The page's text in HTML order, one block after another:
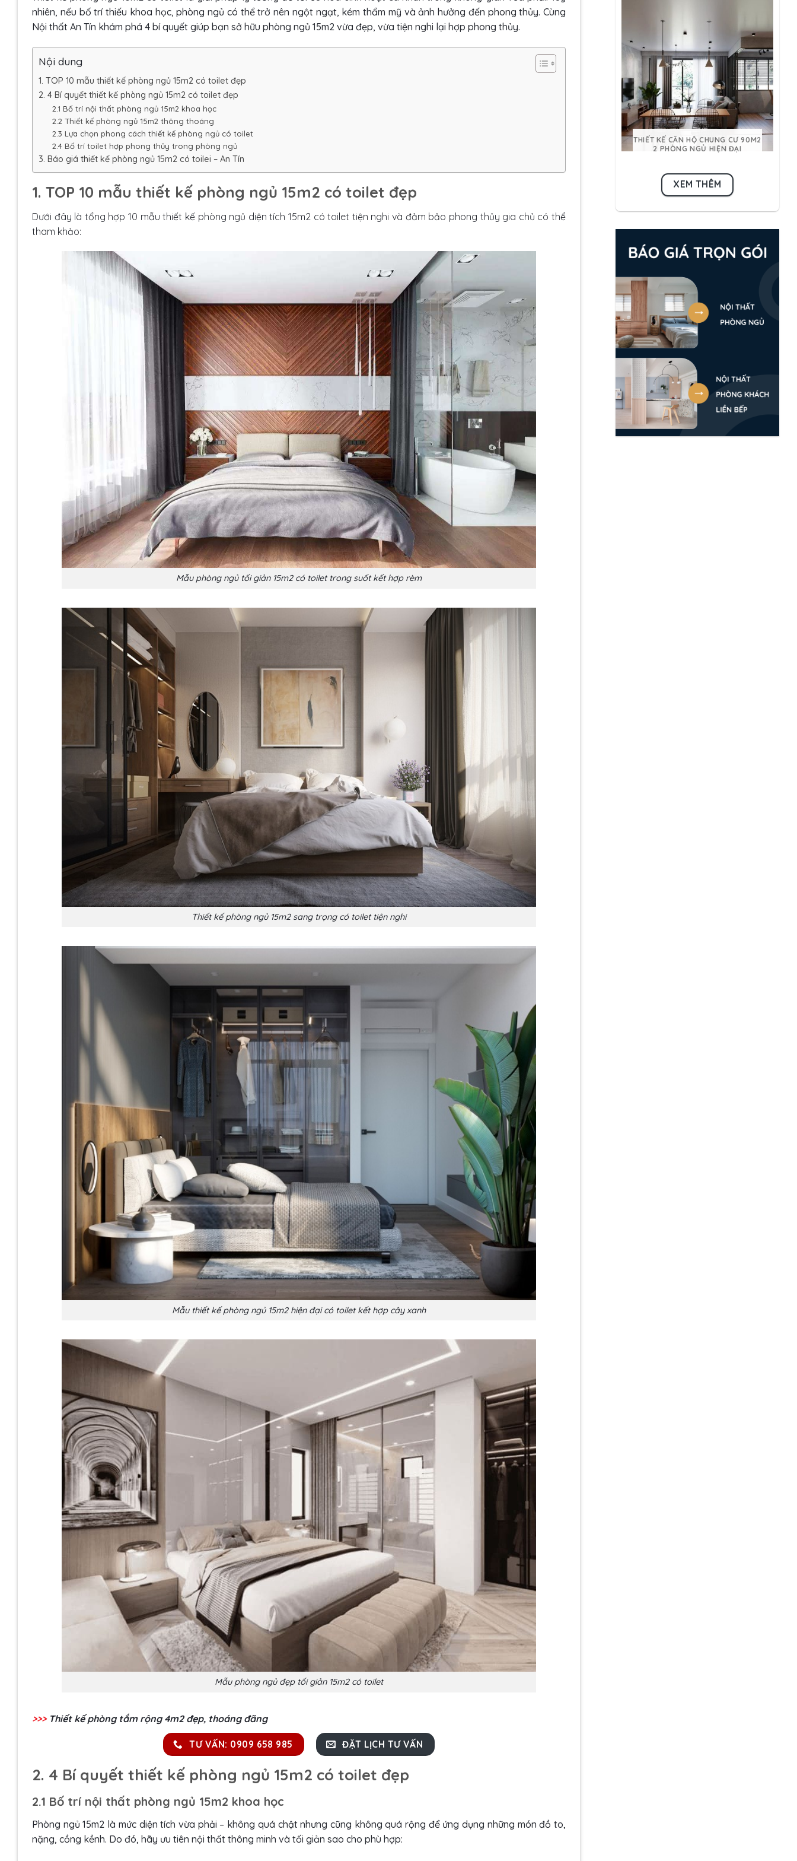
nhiên, nếu bố trí thiếu khoa học, phòng ngủ có thể trở nên ngột ngạt, kém thẩm mỹ và ảnh hưởng đến phong thủy. Cùng
Nội thất An Tín khám phá 4 bí quyết giúp bạn sở hữu phòng ngủ 15m2 vừa đẹp, vừa tiện nghi lại hợp phong thủy.
Nội dung
1. TOP 10 mẫu thiết kế phòng ngủ 15m2 có toilet đẹp
2. 4 Bí quyết thiết kế phòng ngủ 15m2 có toilet đẹp
2.1 Bố trí nội thất phòng ngủ 15m2 khoa học
2.2 Thiết kế phòng ngủ 15m2 thông thoáng
2.3 Lựa chọn phong cách thiết kế phòng ngủ có toilet
2.4 Bố trí toilet hợp phong thủy trong phòng ngủ
3. Báo giá thiết kế phòng ngủ 15m2 có toilei – An Tín
1. TOP 10 mẫu thiết kế phòng ngủ 15m2 có toilet đẹp
Dưới đây là tổng hợp 10 mẫu thiết kế phòng ngủ diện tích 15m2 có toilet tiện nghi và đảm bảo phong thủy gia chủ có thể
tham khảo:
Mẫu phòng ngủ tối giản 15m2 có toilet trong suốt kết hợp rèm
Thiết kế phòng ngủ 15m2 sang trọng có toilet tiện nghi
Mẫu thiết kế phòng ngủ 15m2 hiện đại có toilet kết hợp cây xanh
Mẫu phòng ngủ đẹp tối giản 15m2 có toilet
>>> Thiết kế phòng tắm rộng 4m2đẹp, thoáng đãng
TƯ VẤN: 0909 658 985 ĐẶT LỊCH TƯ VẤN
2. 4 Bí quyết thiết kế phòng ngủ 15m2 có toilet đẹp
2.1 Bố trí nội thất phòng ngủ 15m2 khoa học
Phòng ngủ 15m2 là mức diện tích vừa phải – không quá chật nhưng cũng không quá rộng để ứng dụng những món đồ to,
nặng, cồng kềnh. Do đó, hãy ưu tiên nội thất thông minh và tối giản sao cho phù hợp:
THIẾT KẾ CĂN HỘ CHUNG CƯ 90M2
2 PHÒNG NGỦ HIỆN ĐẠI
XEM THÊM